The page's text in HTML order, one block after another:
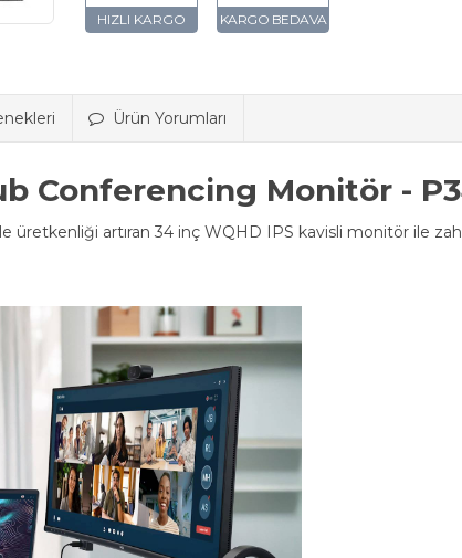
Ürün Yorumları
Conferencing Monitör -
üretkenliği artıran 34 inç WQHD IPS kavisli monitör ile